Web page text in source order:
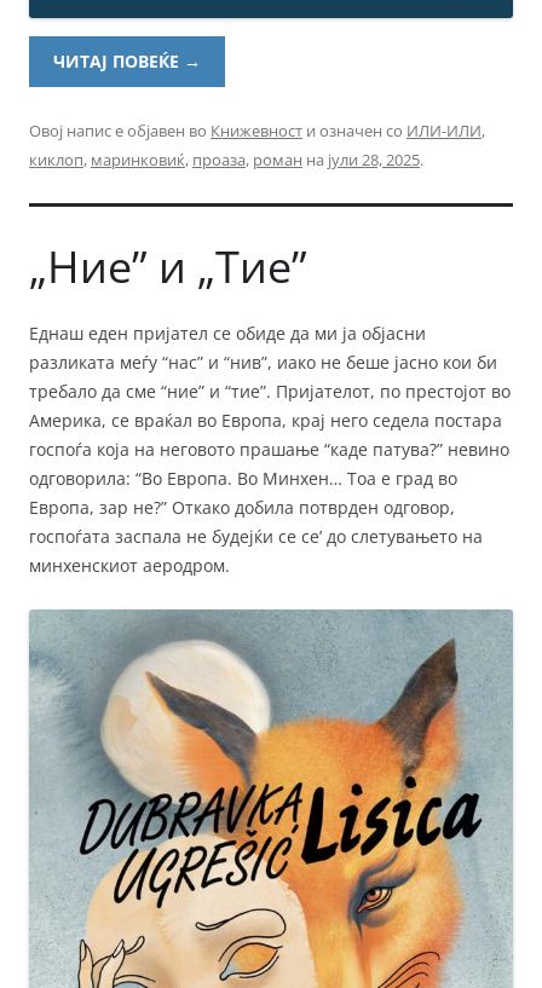
ЧИТАЈ ПОВЕЌЕ →
Овој напис е објавен во Книжевност и означен со ИЛИ-ИЛИ,
киклоп, маринковиќ, проаза, роман на јули 28, 2025.
„Ние” и „Тие”
Еднаш еден пријател се обиде да ми ја објасни
разликата меѓу “нас” и “нив”, иако не беше јасно кои би
требало да сме “ние” и “тие”. Пријателот, по престојот во
Америка, се враќал во Европа, крај него седела постара
госпоѓа која на неговото прашање “каде патува?” невино
одговорила: “Во Европа. Во Минхен… Тоа е град во
Европа, зар не?” Откако добила потврден одговор,
госпоѓата заспала не будејќи се се’ до слетувањето на
минхенскиот аеродром.